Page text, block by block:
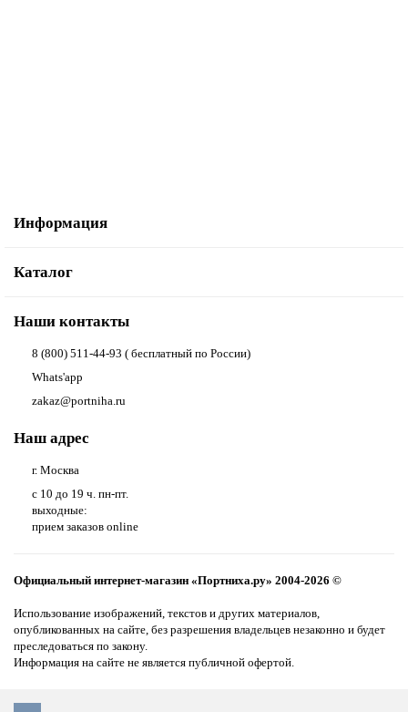
Информация
Каталог
Наши контакты
8 (800) 511-44-93 ( бесплатный по России)
Whats'app
zakaz@portniha.ru
Наш адрес
г. Москва
с 10 до 19 ч. пн-пт.
выходные:
прием заказов online
Официальный интернет-магазин «Портниха.ру» 2004-2026 ©
Использование изображений, текстов и других материалов,
опубликованных на сайте, без разрешения владельцев незаконно и будет
преследоваться по закону.
Информация на сайте не является публичной офертой.